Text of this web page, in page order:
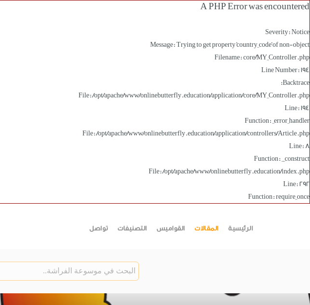
A PHP Error was encountered
Severity: Notice
Message: Trying to get property 'country_code' of non-object
Filename: core/MY_Controller.php
Line Number: 194
Backtrace:
File: /opt/apache/www/onlinebutterfly.education/application/core/MY_Controller.php
Line: 194
Function: _error_handler
File: /opt/apache/www/onlinebutterfly.education/application/controllers/Article.php
Line: 8
Function: __construct
File: /opt/apache/www/onlinebutterfly.education/index.php
Line: 292
Function: require_once
الرئيسية المقالات القواميس التصنيفات تواصل